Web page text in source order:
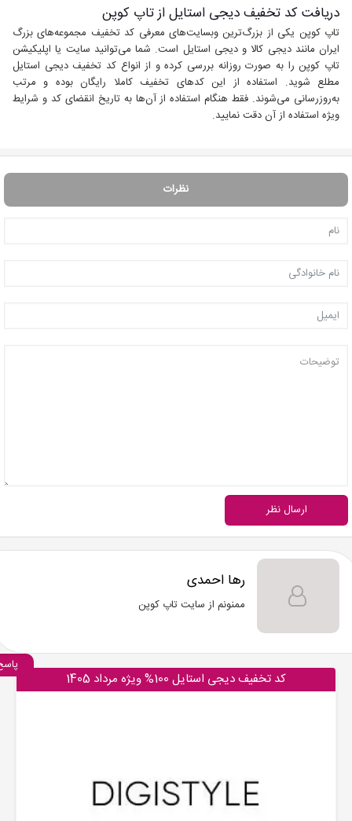
کد تخفیف دیجی استایل 100% ویژه مرداد 1405
دریافت کد تخفیف دیجی استایل از تاپ کوپن
تاپ کوپن یکی از بزرگ‌ترین وبسایت‌های معرفی کد تخفیف مجموعه‌های بزرگ
ایران مانند دیجی کالا و دیجی استایل است. شما می‌توانید سایت یا اپلیکیشن
تاپ کوپن را به صورت روزانه بررسی کرده و از انواع کد تخفیف دیجی استایل
مطلع شوید. استفاده از این کدهای تخفیف کاملا رایگان بوده و مرتب
به‌روزرسانی می‌شوند. فقط هنگام استفاده از آن‌ها به تاریخ انقضای کد و شرایط
ویژه استفاده از آن دقت نمایید.
نظرات
ارسال نظر
رها احمدی
ممنونم از سایت تاپ کوپن